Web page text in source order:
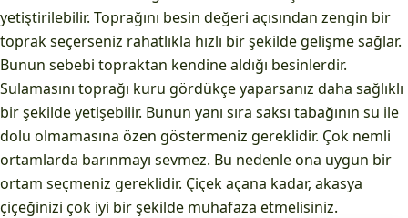
yetiştirilebilir. Toprağını besin değeri açısından zengin bir
toprak seçerseniz rahatlıkla hızlı bir şekilde gelişme sağlar.
Bunun sebebi topraktan kendine aldığı besinlerdir.
Sulamasını toprağı kuru gördükçe yaparsanız daha sağlıklı
bir şekilde yetişebilir. Bunun yanı sıra saksı tabağının su ile
dolu olmamasına özen göstermeniz gereklidir. Çok nemli
ortamlarda barınmayı sevmez. Bu nedenle ona uygun bir
ortam seçmeniz gereklidir. Çiçek açana kadar, akasya
çiçeğinizi çok iyi bir şekilde muhafaza etmelisiniz.